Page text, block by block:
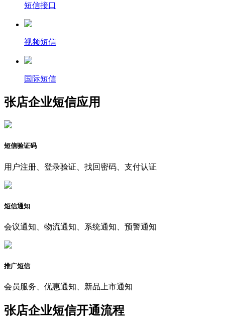
短信接口
视频短信
国际短信
张店企业短信应用
短信验证码
用户注册、登录验证、找回密码、支付认证
短信通知
会议通知、物流通知、系统通知、预警通知
推广短信
会员服务、优惠通知、新品上市通知
张店企业短信开通流程